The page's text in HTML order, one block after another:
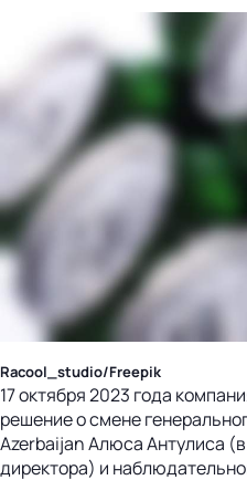
Racool_studio/Freepik
17 октября 2023 года
решение о смене
Azerbaijan Алюса Антулиса
директора) и